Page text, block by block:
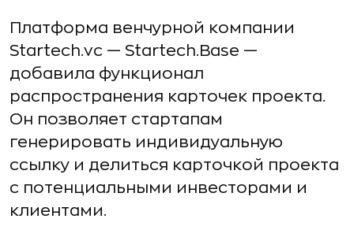
Платформа венчурной компании
Startech.vc — Startech.Base —
добавила функционал
распространения карточек проекта.
Он позволяет стартапам
генерировать индивидуальную
ссылку и делиться карточкой проекта
с потенциальными инвесторами и
клиентами.